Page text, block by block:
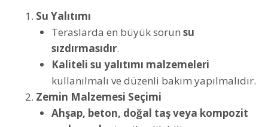
Su Yalıtımı
Teraslarda en büyük sorun su
sızdırmasıdır.
Kaliteli su yalıtımı malzemeleri
kullanılmalı ve düzenli bakım yapılmalıdır.
Zemin Malzemesi Seçimi
Ahşap, beton, doğal taş veya kompozit